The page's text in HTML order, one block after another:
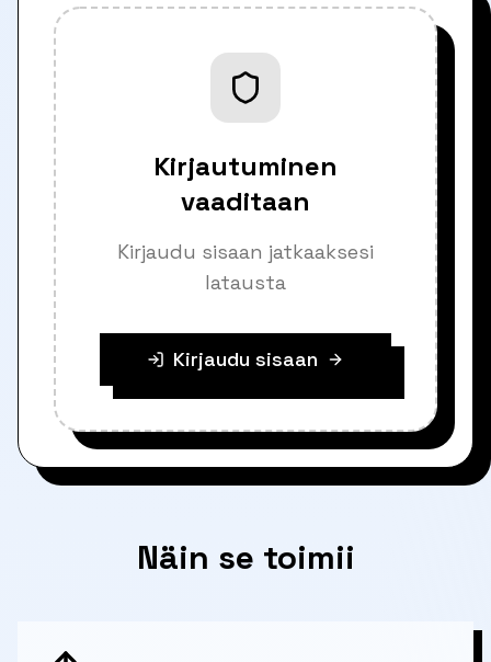
Kirjautuminen
vaaditaan
Kirjaudu sisaan jatkaaksesi
latausta
Kirjaudu sisaan
Näin se toimii